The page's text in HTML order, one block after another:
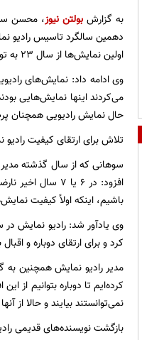
به گزارش بولتن نیوز، محسن
دهمین سالگرد تاسیس رادیو
اولین نمایش‌ها از سال ۲۳ به تولید رسید و تا الان نزدیک به ۸۰ سال از عمر نمایش‌های رادیویی می‌گذرد.
وی ادامه داد: نمایش‌های
می‌کردند اینها نمایش‌هایی
حال نمایش رادیویی همچنان
تلاش برای ارتقای کیفیت
سوهانی که از سال گذشته
افزود: در ۶ یا
باشیم، اینکه اولاً کیفیت
وی یادآور شد: رادیو نمایش
کرد و برای ارتقای دوباره و
مدیر رادیو نمایش همچنین
کرده‌ایم تا دوباره بتوانیم از
نمی‌توانستند بیایند و حالا از
بازگشت نویسنده‌های قدیمی